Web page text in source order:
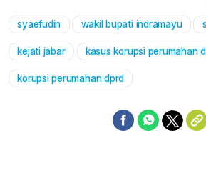
syaefudin wakil bupati indramayu
kejati jabar kasus korupsi perumahan
korupsi perumahan dprd